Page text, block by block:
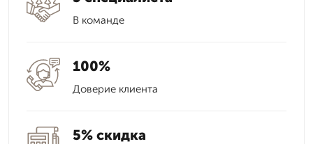
В команде
100%
Доверие клиента
5% скидка